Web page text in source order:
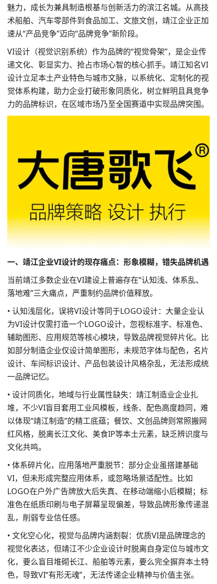
魅力，成长为兼具制造根基与创新活力的滨江名城。从高技
术船舶、汽车零部件到食品加工、文旅文创，靖江企业正加
速从“产品竞争”迈向“品牌竞争”新阶段。
VI设计（视觉识别系统）作为品牌的“视觉骨架”，是企业传
递文化、彰显实力、抢占市场心智的核心抓手。 靖江知名VI
设计立足本土产业特色与城市文脉，以系统化、定制化的视
觉体系构建，助力企业打破形象同质化，树立鲜明且具竞争
力的品牌标识，在区域市场乃至全国赛道中实现品牌突围。
一、靖江企业VI设计的现存痛点：形象模糊，错失品牌机遇
当前靖江多数企业在VI建设上普遍存在“认知浅、体系乱、
落地难”三大痛点，严重制约品牌价值释放。
• 认知浅层化，误将VI设计等同于LOGO设计：大量企业认
为VI设计仅需打造一个LOGO设计，忽视标准字、标准色、
辅助图形、应用规范等核心模块，导致品牌视觉碎片化。比
如部分制造企业仅设计简单图形，未规范字体与配色， 名片
设计、车间标识设计、产品包装设计风格杂乱，无法形成统
一品牌记忆。
• 设计同质化，地域与行业属性缺失：靖江制造业企业扎
堆，不少VI盲目套用工业风模板，线条、配色高度趋同，难
以体现“靖江制造”的精工底蕴；餐饮、文创品牌则常照搬网
红风格，脱离长江文化、美食IP等本土元素，缺乏辨识度与
文化共鸣。
• 体系碎片化，应用落地严重脱节：部分企业虽搭建基础
VI，但未形成完整应用体系，或忽略场景适配性。比如
LOGO在户外广告牌放大后失真、在移动端缩小后模糊；标
准色在纸质印刷与电子屏幕呈现偏差，导致品牌形象传递混
乱，削弱专业信任感。
• 文化空心化，视觉与品牌内涵割裂：优质VI是品牌理念的
视觉化表达，但靖江不少企业设计时脱离自身定位与城市文
化，要么盲目堆砌长江、船舶等元素，要么完全摒弃本土特
色，导致VI“有形无魂”，无法传递企业精神与价值主张。